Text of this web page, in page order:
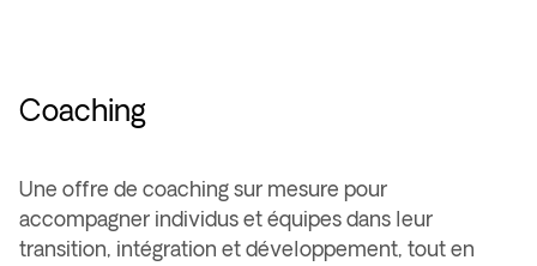
Coaching
Une offre de coaching sur mesure pour
accompagner individus et équipes dans leur
transition, intégration et développement, tout en